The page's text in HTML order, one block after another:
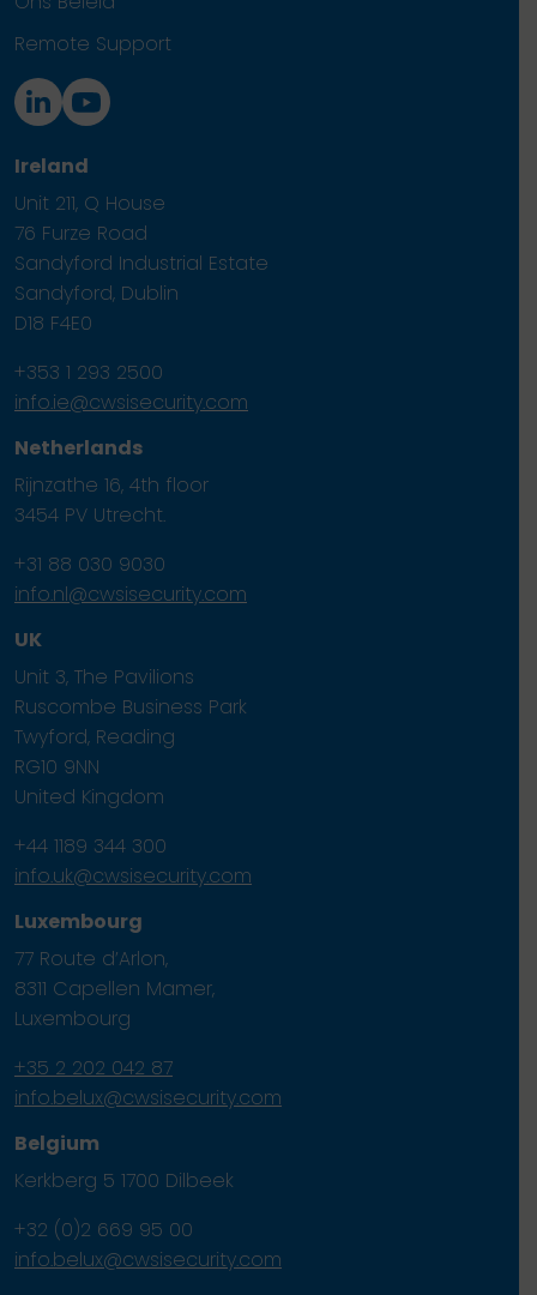
Remote Support
Ireland
Unit 211, Q House
76 Furze Road
Sandyford Industrial Estate
Sandyford, Dublin
D18 F4E0
+353 1 293 2500
info.ie@cwsisecurity.com
Netherlands
Rijnzathe 16, 4th floor
3454 PV Utrecht.
+31 88 030 9030
info.nl@cwsisecurity.com
UK
Unit 3, The Pavilions
Ruscombe Business Park
Twyford, Reading
RG10 9NN
United Kingdom
+44 1189 344 300
info.uk@cwsisecurity.com
Luxembourg
77 Route d’Arlon,
8311 Capellen Mamer,
Luxembourg
+35 2 202 042 87
info.belux@cwsisecurity.com
Belgium
Kerkberg 5 1700 Dilbeek
+32 (0)2 669 95 00
info.belux@cwsisecurity.com